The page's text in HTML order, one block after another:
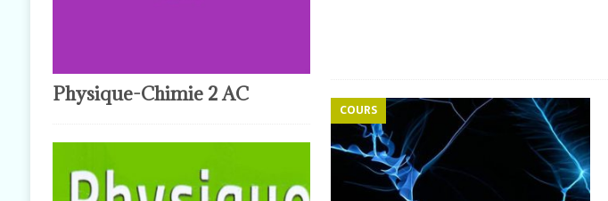
COURS
Physique-Chimie 2 AC